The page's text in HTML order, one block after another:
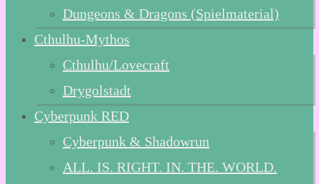
Dungeons & Dragons (Spielmaterial)
Cthulhu-Mythos
Cthulhu/Lovecraft
Drygolstadt
Cyberpunk RED
Cyberpunk & Shadowrun
ALL. IS. RIGHT. IN. THE. WORLD.